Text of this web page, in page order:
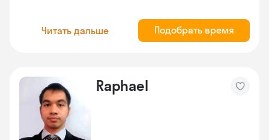
Читать дальше Подобрать время
Raphael